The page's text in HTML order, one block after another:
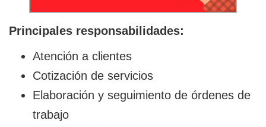
Principales responsabilidades:
Atención a clientes
Cotización de servicios
Elaboración y seguimiento de órdenes de
trabajo